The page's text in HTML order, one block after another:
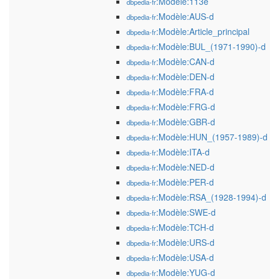
dbpedia-fr:Modèle:AUS-d
dbpedia-fr:Modèle:Article_principal
dbpedia-fr:Modèle:BUL_(1971-1990)-d
dbpedia-fr:Modèle:CAN-d
dbpedia-fr:Modèle:DEN-d
dbpedia-fr:Modèle:FRA-d
dbpedia-fr:Modèle:FRG-d
dbpedia-fr:Modèle:GBR-d
dbpedia-fr:Modèle:HUN_(1957-1989)-d
dbpedia-fr:Modèle:ITA-d
dbpedia-fr:Modèle:NED-d
dbpedia-fr:Modèle:PER-d
dbpedia-fr:Modèle:RSA_(1928-1994)-d
dbpedia-fr:Modèle:SWE-d
dbpedia-fr:Modèle:TCH-d
dbpedia-fr:Modèle:URS-d
dbpedia-fr:Modèle:USA-d
dbpedia-fr:Modèle:YUG-d